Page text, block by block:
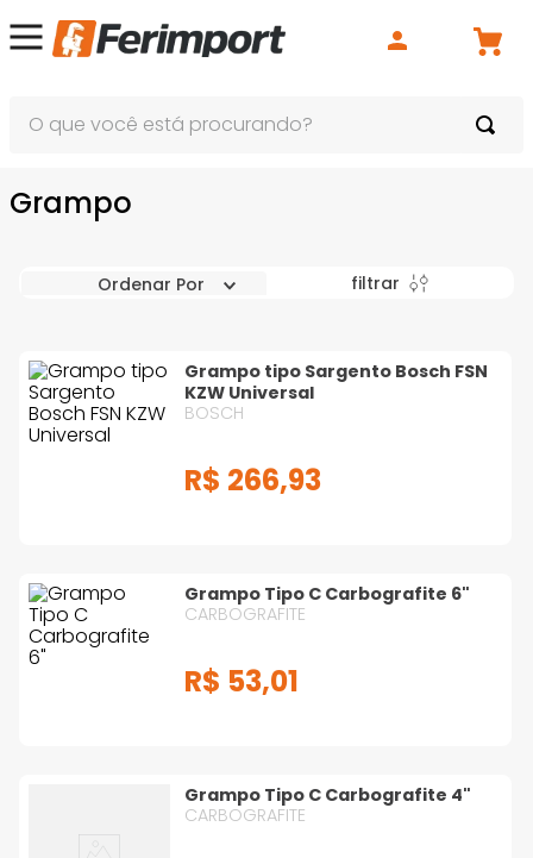
Grampo
Ordenar Por filtrar
Grampo tipo Sargento Bosch FSN
KZW Universal
BOSCH
R$ 266,93
Grampo Tipo C Carbografite 6"
CARBOGRAFITE
R$ 53,01
Grampo Tipo C Carbografite 4"
CARBOGRAFITE